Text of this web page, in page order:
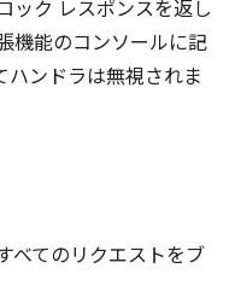
ック レスポンスを返し
機能のコンソールに記
ンドラは無視されま
べてのリクエストをブ